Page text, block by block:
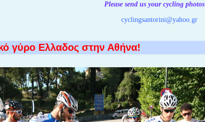
Please send us your cycling photos
cyclingsantorini@yahoo.gr
γύρο Ελλαδος στην Αθήνα!